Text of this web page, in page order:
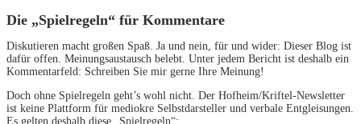
Die „Spielregeln“ für Kommentare
Diskutieren macht großen Spaß. Ja und nein, für und wider: Dieser Blog ist
dafür offen. Meinungsaustausch belebt. Unter jedem Bericht ist deshalb ein
Kommentarfeld: Schreiben Sie mir gerne Ihre Meinung!
Doch ohne Spielregeln geht’s wohl nicht. Der Hofheim/Kriftel-Newsletter
ist keine Plattform für mediokre Selbstdarsteller und verbale Entgleisungen.
Es gelten deshalb diese „Spielregeln“: